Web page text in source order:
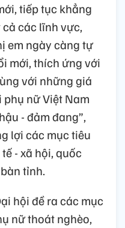
tiếp tục khẳng
các lĩnh vực,
em ngày càng tự
mới, thích ứng với
với những giá
nữ Việt Nam
- đảm đang”,
lợi các mục tiêu
- xã hội, quốc
tỉnh.
hội đề ra các mục
nữ thoát nghèo,